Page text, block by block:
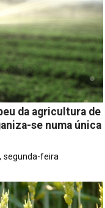
da agricultura de
se numa única
segunda-feira